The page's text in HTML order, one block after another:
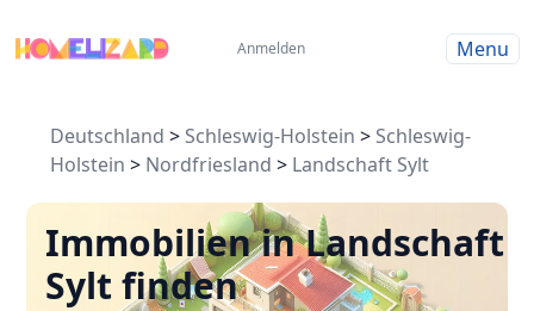
Anmelden Menu
Deutschland > Schleswig-Holstein > Schleswig-
Holstein > Nordfriesland > Landschaft Sylt
Immobilien in Landschaft
Sylt finden